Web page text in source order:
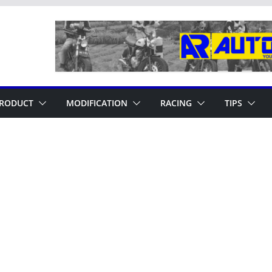
MODIFICATION RACING TIPS